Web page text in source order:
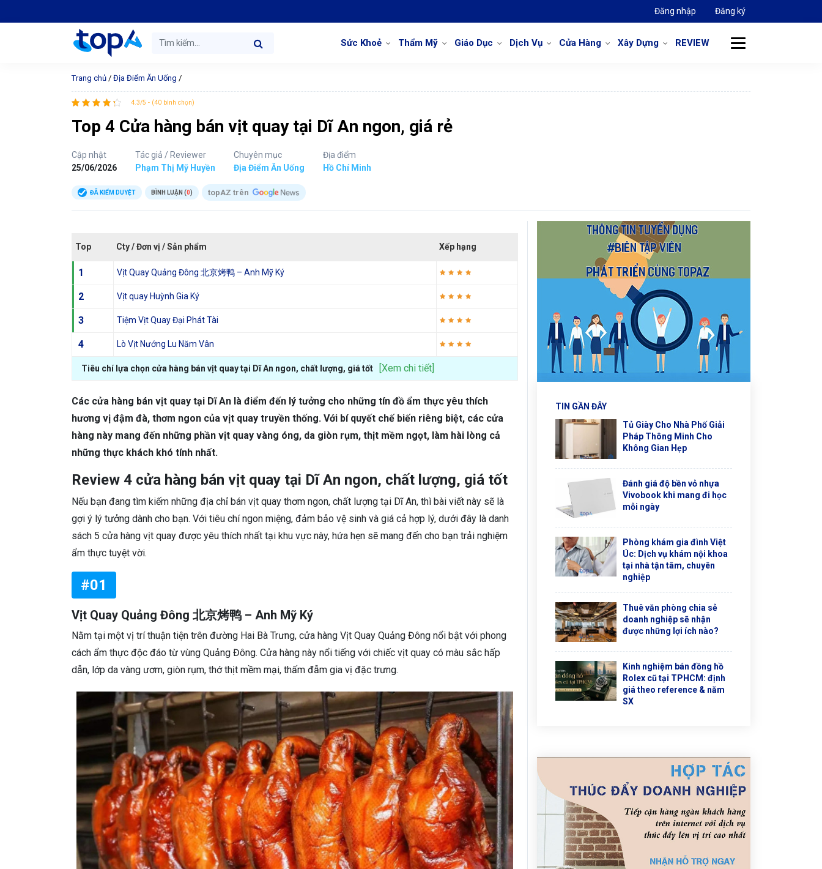
Đăng nhập Đăng ký
Sức Khoẻ Thẩm Mỹ Giáo Dục Dịch Vụ Cửa Hàng Xây Dựng REVIEW
Trang chủ / Địa Điểm Ăn Uống /
4.3/5 - (40 bình chọn)
Top 4 Cửa hàng bán vịt quay tại Dĩ An ngon, giá rẻ
Cập nhật
25/06/2026
Tác giả / Reviewer
Phạm Thị Mỹ Huyền
Chuyên mục
Địa Điểm Ăn Uống
Địa điểm
Hồ Chí Minh
ĐÃ KIỂM DUYỆT BÌNH LUẬN (0) topAZ trên
Top Cty / Đơn vị / Sản phẩm Xếp hạng
1 Vịt Quay Quảng Đông 北京烤鸭 – Anh Mỹ Ký
2 Vịt quay Huỳnh Gia Ký
3 Tiệm Vịt Quay Đại Phát Tài
4 Lò Vịt Nướng Lu Năm Vân
Tiêu chí lựa chọn cửa hàng bán vịt quay tại Dĩ An ngon, chất lượng, giá tốt [Xem chi tiết]
Các cửa hàng bán vịt quay tại Dĩ An là điểm đến lý tưởng cho những tín đồ ẩm thực yêu thích
hương vị đậm đà, thơm ngon của vịt quay truyền thống. Với bí quyết chế biến riêng biệt, các cửa
hàng này mang đến những phần vịt quay vàng óng, da giòn rụm, thịt mềm ngọt, làm hài lòng cả
những thực khách khó tính nhất.
Review 4 cửa hàng bán vịt quay tại Dĩ An ngon, chất lượng, giá tốt
Nếu bạn đang tìm kiếm những địa chỉ bán vịt quay thơm ngon, chất lượng tại Dĩ An, thì bài viết này sẽ là
gợi ý lý tưởng dành cho bạn. Với tiêu chí ngon miệng, đảm bảo vệ sinh và giá cả hợp lý, dưới đây là danh
sách 5 cửa hàng vịt quay được yêu thích nhất tại khu vực này, hứa hẹn sẽ mang đến cho bạn trải nghiệm
ẩm thực tuyệt vời.
#01
Vịt Quay Quảng Đông 北京烤鸭 – Anh Mỹ Ký
Nằm tại một vị trí thuận tiện trên đường Hai Bà Trưng, cửa hàng Vịt Quay Quảng Đông nổi bật với phong
cách ẩm thực độc đáo từ vùng Quảng Đông. Cửa hàng này nổi tiếng với chiếc vịt quay có màu sắc hấp
dẫn, lớp da vàng ươm, giòn rụm, thớ thịt mềm mại, thấm đẫm gia vị đặc trưng.
TIN GẦN ĐÂY
Tủ Giày Cho Nhà Phố Giải
Pháp Thông Minh Cho
Không Gian Hẹp
Đánh giá độ bền vỏ nhựa
Vivobook khi mang đi học
mỗi ngày
Phòng khám gia đình Việt
Úc: Dịch vụ khám nội khoa
tại nhà tận tâm, chuyên
nghiệp
Thuê văn phòng chia sẻ
doanh nghiệp sẽ nhận
được những lợi ích nào?
Kinh nghiệm bán đồng hồ
Rolex cũ tại TPHCM: định
giá theo reference & năm
SX